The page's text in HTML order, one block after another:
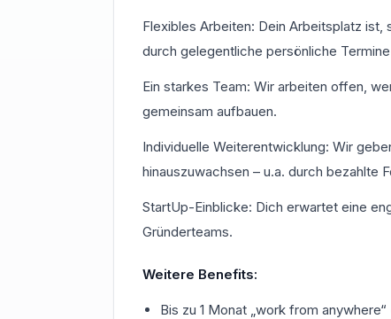
Flexibles Arbeiten: Dein Arbeitsplatz
durch gelegentliche persönliche
Ein starkes Team: Wir arbeiten offen,
gemeinsam aufbauen.
Individuelle Weiterentwicklung: Wir
hinauszuwachsen – u.a. durch bezahlte
StartUp-Einblicke: Dich erwartet eine
Gründerteams.
Weitere Benefits:
Bis zu 1 Monat „work from